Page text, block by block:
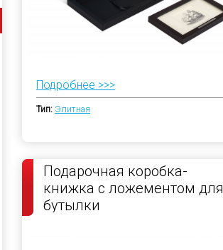
Подробнее >>>
Тип: Элитная
Подарочная коробка-
книжка с ложементом для
бутылки